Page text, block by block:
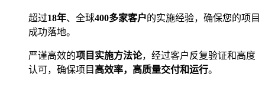
超过18年、全球400多家客户的实施经验，确保您的项目
成功落地。
严谨高效的项目实施方法论，经过客户反复验证和高度
认可，确保项目 高效率，高质量交付和运行。